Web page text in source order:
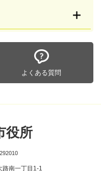
よくある質問
役所
路南一丁目1-1